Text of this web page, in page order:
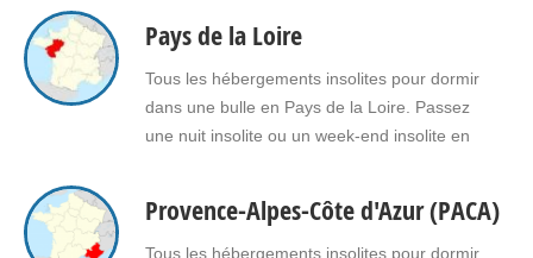
Pays de la Loire
Tous les hébergements insolites pour dormir
dans une bulle en Pays de la Loire. Passez
une nuit insolite ou un week-end insolite en
spa, sauna dans une bulle en Pays de la Loire
pour vous ou pour offrir un…
Provence-Alpes-Côte d'Azur (PACA)
Tous les hébergements insolites pour dormir